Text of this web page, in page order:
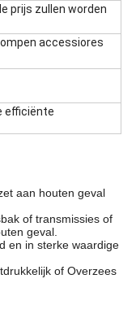
prijs zullen worden
accessiores
efficiënte
aan houten geval
of transmissies of
geval.
en in sterke waardige
of Overzees